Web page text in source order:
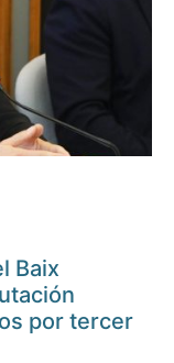
Baix
por tercer